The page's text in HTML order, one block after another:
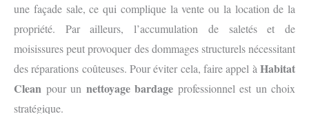
une façade sale, ce qui complique la vente ou la location de la
propriété. Par ailleurs, l’accumulation de saletés et de
moisissures peut provoquer des dommages structurels nécessitant
des réparations coûteuses. Pour éviter cela, faire appel à Habitat
Clean pour un nettoyage bardage professionnel est un choix
stratégique.